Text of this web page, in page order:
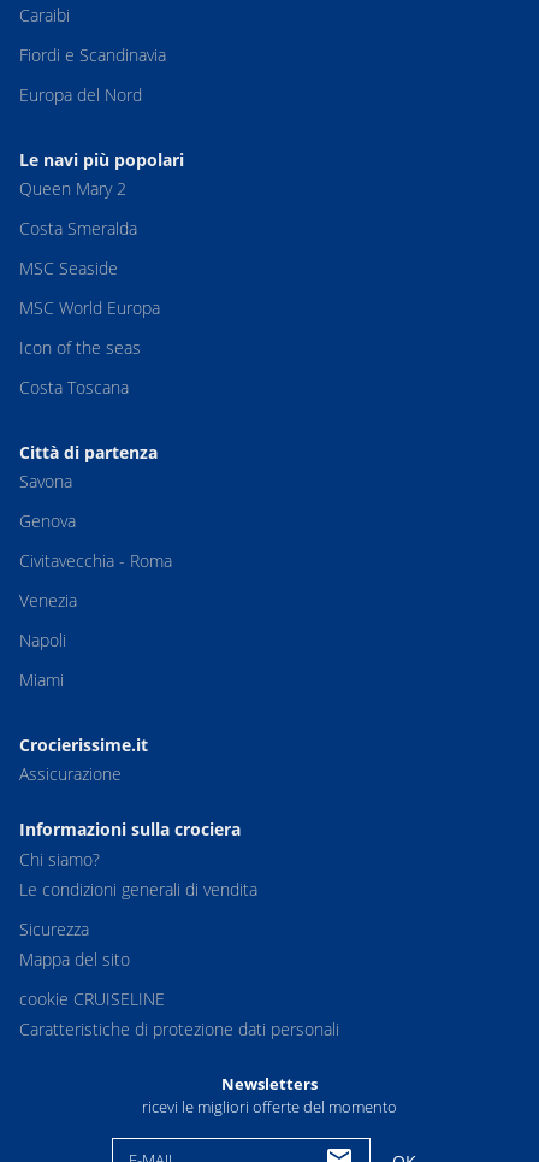
Caraibi
Fiordi e Scandinavia
Europa del Nord
Le navi più popolari
Queen Mary 2
Costa Smeralda
MSC Seaside
MSC World Europa
Icon of the seas
Costa Toscana
Città di partenza
Savona
Genova
Civitavecchia - Roma
Venezia
Napoli
Miami
Crocierissime.it
Assicurazione
Informazioni sulla crociera
Chi siamo?
Le condizioni generali di vendita
Sicurezza
Mappa del sito
cookie CRUISELINE
Caratteristiche di protezione dati personali
Newsletters
ricevi le migliori offerte del momento